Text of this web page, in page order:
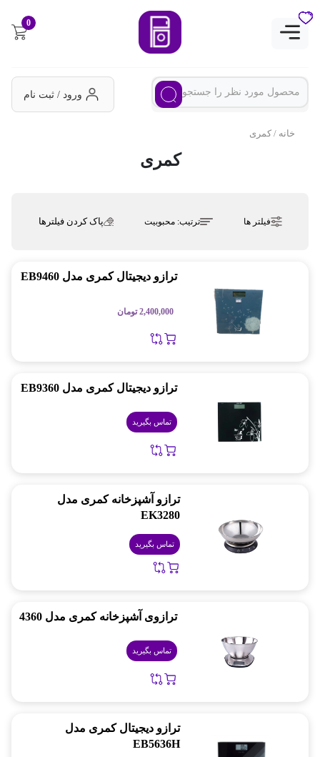
0
ورود / ثبت نام
خانه / کمری
کمری
فیلتر ها ترتیب:محبوبیت پاک کردن فیلترها
ترازو دیجیتال کمری مدل EB9460
2,400,000 تومان
ترازو دیجیتال کمری مدل EB9360
تماس بگیرید
ترازو آشپزخانه کمری مدل
EK3280
تماس بگیرید
ترازوی آشپزخانه کمری مدل 4360
تماس بگیرید
ترازو دیجیتال کمری مدل
EB5636H